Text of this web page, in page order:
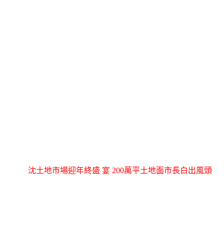
沈土地市場迎年終盛 宴 200萬平土地面市長白出風頭